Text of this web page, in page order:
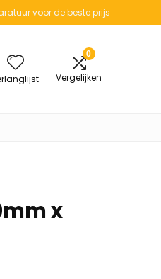
voor de beste prijs
0
Vergelijken
x